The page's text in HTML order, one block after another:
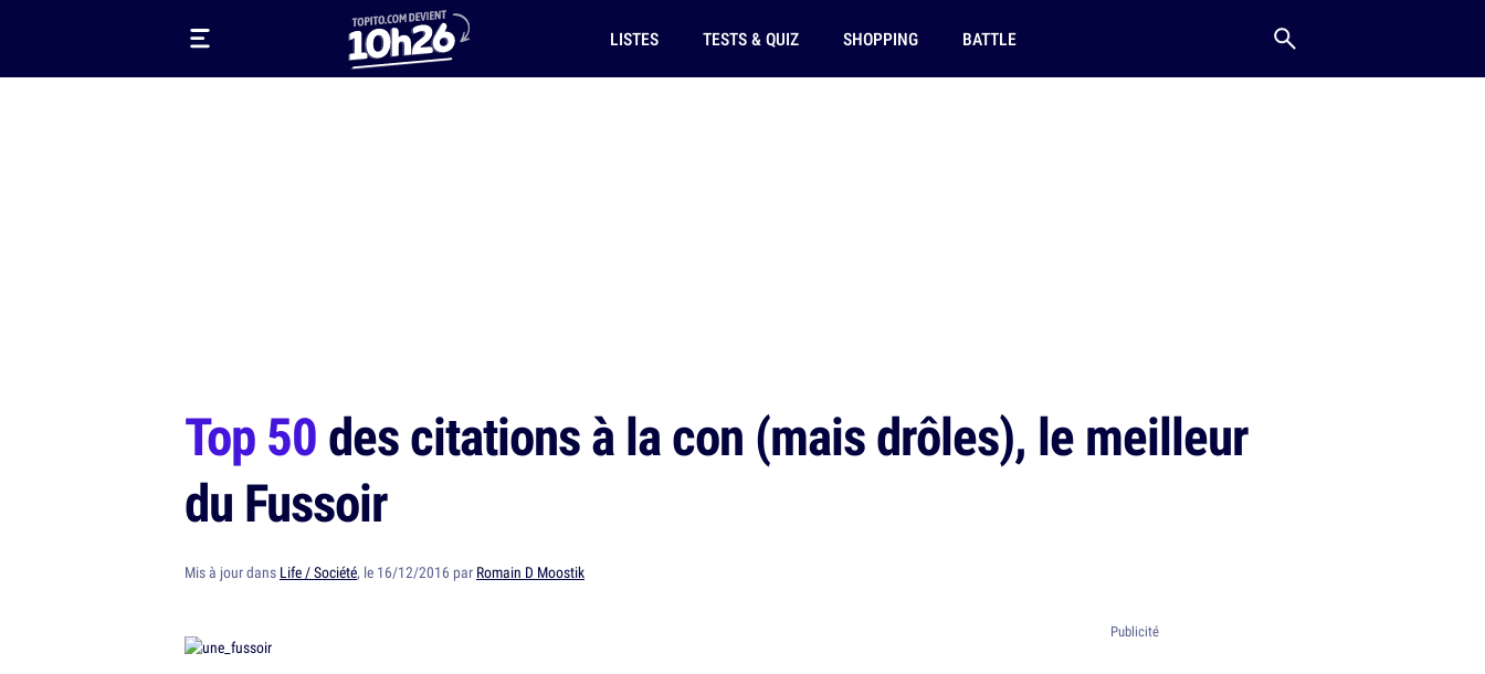
LISTES TESTS & QUIZ SHOPPING BATTLE
Top 50des citations à la con (mais drôles), le meilleur
du Fussoir
Mis à jour dans Life / Société, le 16/12/2016 par Romain D Moostik